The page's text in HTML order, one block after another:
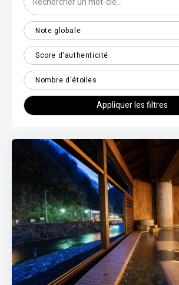
Appliquer les filtres